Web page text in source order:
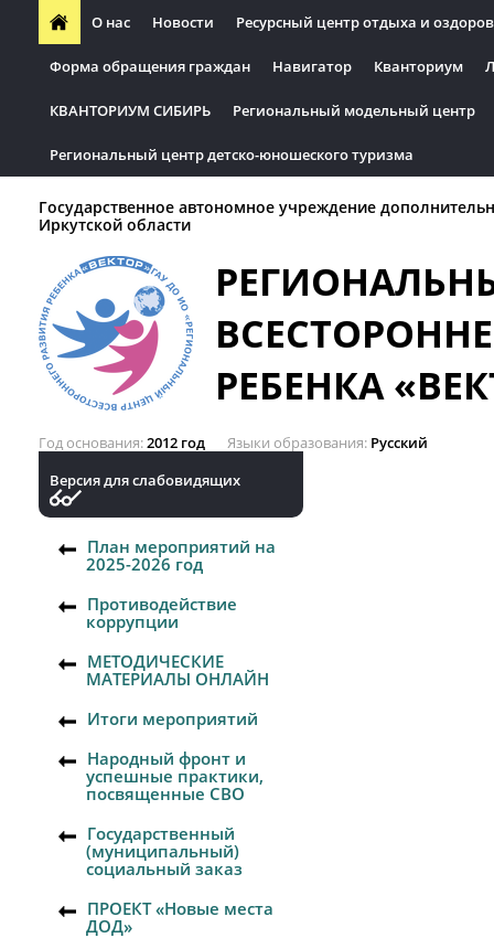
О нас Новости Ресурсный центр отдыха и
Форма обращения граждан Навигатор Кванториум
КВАНТОРИУМ СИБИРЬ Региональный модельный центр
Региональный центр детско-юношеского туризма
Государственное автономное учреждение
Иркутской области
РЕБЕНКА
Год основания 2012 год Языки образования Русский
Версия для слабовидящих
План мероприятий на
2025-2026 год
Противодействие
коррупции
МЕТОДИЧЕСКИЕ
МАТЕРИАЛЫ ОНЛАЙН
Итоги мероприятий
Народный фронт и
успешные практики,
посвященные СВО
Государственный
(муниципальный)
социальный заказ
ПРОЕКТ «Новые места
ДОД»